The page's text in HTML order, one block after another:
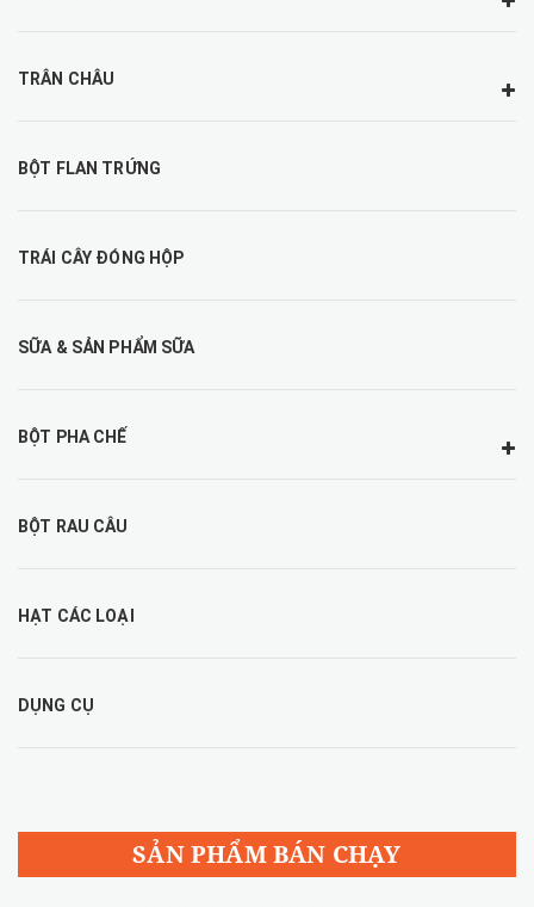
TRÂN CHÂU
BỘT FLAN TRỨNG
TRÁI CÂY ĐÓNG HỘP
SỮA & SẢN PHẨM SỮA
BỘT PHA CHẾ
BỘT RAU CÂU
HẠT CÁC LOẠI
DỤNG CỤ
SẢN PHẨM BÁN CHẠY